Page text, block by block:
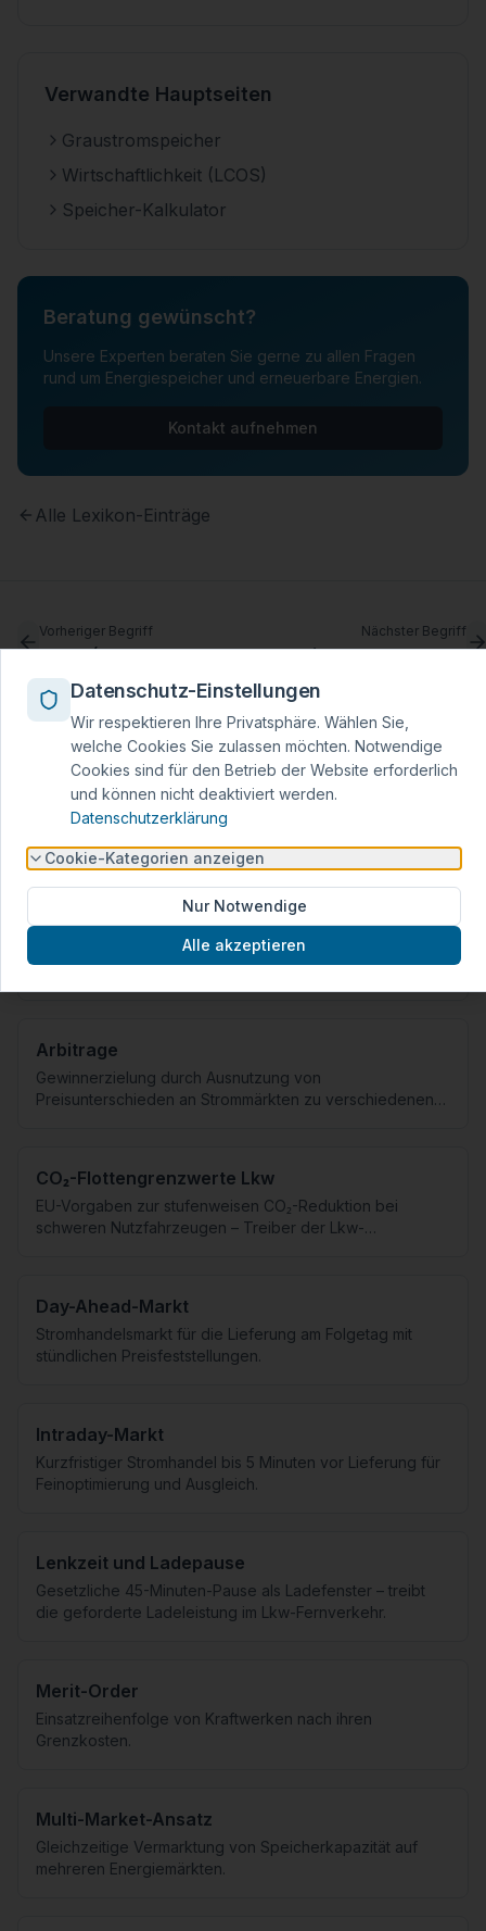
Verwandte Hauptseiten
Graustromspeicher
Wirtschaftlichkeit (LCOS)
Speicher-Kalkulator
Beratung gewünscht?
Unsere Experten beraten Sie gerne zu allen Fragen
rund um Energiespeicher und erneuerbare Energien.
Kontakt aufnehmen
Alle Lexikon-Einträge
Vorheriger Begriff
LCOS (Levelized Cost of Storage)
Nächster Begriff
Lenkzeit und Ladepause
Themencluster:Energiemärkte
Alle Begriffe im Lexikon
AFIR – Alternative Fuels Infrastructure
Regulation
EU-Verordnung mit verbindlichen Ausbauzielen für Lkw-
Ladeinfrastruktur entlang des TEN-V-Netzes.
Arbitrage
Gewinnerzielung durch Ausnutzung von
Preisunterschieden an Strommärkten zu verschiedenen
CO₂-Flottengrenzwerte Lkw
EU-Vorgaben zur stufenweisen CO₂-Reduktion bei
schweren Nutzfahrzeugen – Treiber der Lkw-
Day-Ahead-Markt
Stromhandelsmarkt für die Lieferung am Folgetag mit
stündlichen Preisfeststellungen.
Intraday-Markt
Kurzfristiger Stromhandel bis 5 Minuten vor Lieferung für
Feinoptimierung und Ausgleich.
Lenkzeit und Ladepause
Gesetzliche 45-Minuten-Pause als Ladefenster – treibt
die geforderte Ladeleistung im Lkw-Fernverkehr.
Merit-Order
Einsatzreihenfolge von Kraftwerken nach ihren
Grenzkosten.
Multi-Market-Ansatz
Gleichzeitige Vermarktung von Speicherkapazität auf
mehreren Energiemärkten.
Datenschutz-Einstellungen
Wir respektieren Ihre Privatsphäre. Wählen Sie,
welche Cookies Sie zulassen möchten. Notwendige
Cookies sind für den Betrieb der Website erforderlich
und können nicht deaktiviert werden.
Datenschutzerklärung
Cookie-Kategorien anzeigen
Nur Notwendige
Alle akzeptieren